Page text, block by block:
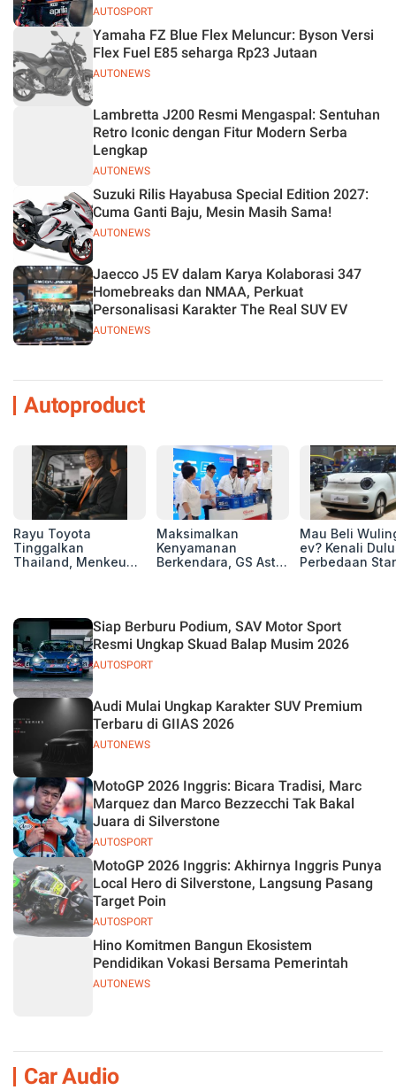
AUTOSPORT
AUTONEWS
Yamaha FZ Blue Flex Meluncur: Byson Versi
Flex Fuel E85 seharga Rp23 Jutaan
AUTONEWS
Lambretta J200 Resmi Mengaspal: Sentuhan
Retro Iconic dengan Fitur Modern Serba
Lengkap
AUTONEWS
Suzuki Rilis Hayabusa Special Edition 2027:
Cuma Ganti Baju, Mesin Masih Sama!
AUTONEWS
Jaecco J5 EV dalam Karya Kolaborasi 347
Homebreaks dan NMAA, Perkuat
Personalisasi Karakter The Real SUV EV
Autoproduct
Rayu Toyota
Tinggalkan
Thailand, Menkeu
Basis Produksi
ASEAN
Maksimalkan
Kenyamanan
Berkendara, GS Astra
2026
Mau Beli
ev? Kenali Dulu
Perbedaan
AUTOSPORT
Siap Berburu Podium, SAV Motor Sport
Resmi Ungkap Skuad Balap Musim 2026
AUTONEWS
Audi Mulai Ungkap Karakter SUV Premium
Terbaru di GIIAS 2026
AUTOSPORT
MotoGP 2026 Inggris: Bicara Tradisi, Marc
Marquez dan Marco Bezzecchi Tak Bakal
Juara di Silverstone
AUTOSPORT
MotoGP 2026 Inggris: Akhirnya Inggris Punya
Local Hero di Silverstone, Langsung Pasang
Target Poin
AUTONEWS
Hino Komitmen Bangun Ekosistem
Pendidikan Vokasi Bersama Pemerintah
Car Audio